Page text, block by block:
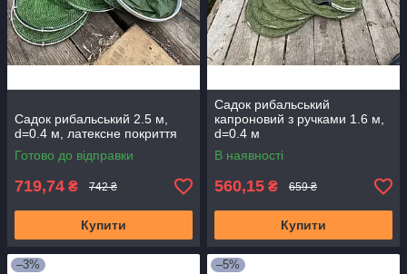
Садок рибальський 2.5 м,
d=0.4 м, латексне покриття
Готово до відправки
719,74 ₴ 742 ₴
Купити
Садок рибальський
капроновий з ручками 1.6 м,
d=0.4 м
В наявності
560,15 ₴ 659 ₴
Купити
–3% –5%